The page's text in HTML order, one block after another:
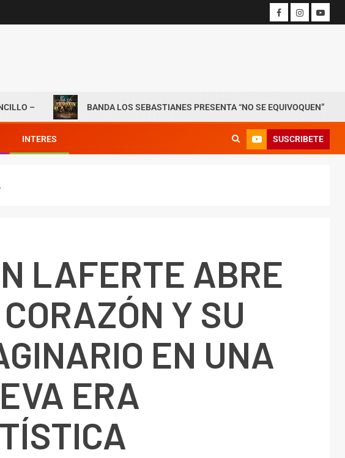
BANDA LOS SEBASTIANES PRESENTA “NO SE EQUIVOQUEN”
INTERES SUSCRIBETE
LAFERTE ABRE
Y SU
EN UNA
ERA